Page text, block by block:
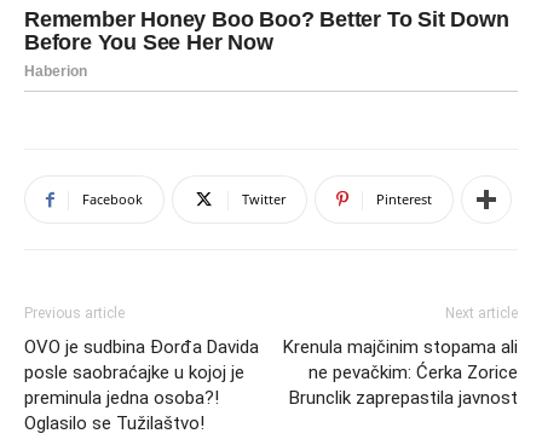
Facebook Twitter Pinterest
Previous article
OVO je sudbina Đorđa Davida
posle saobraćajke u kojoj je
preminula jedna osoba?!
Oglasilo se Tužilaštvo!
Next article
Krenula majčinim stopama ali
ne pevačkim: Ćerka Zorice
Brunclik zaprepastila javnost